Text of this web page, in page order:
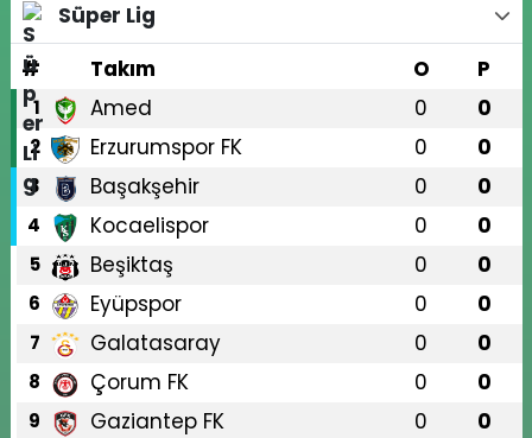
Süper Lig
#
Takım O P
1 Amed 0 0
2 Erzurumspor FK 0 0
3 Başakşehir 0 0
4 Kocaelispor 0 0
5 Beşiktaş 0 0
6 Eyüpspor 0 0
7 Galatasaray 0 0
8 Çorum FK 0 0
9 Gaziantep FK 0 0